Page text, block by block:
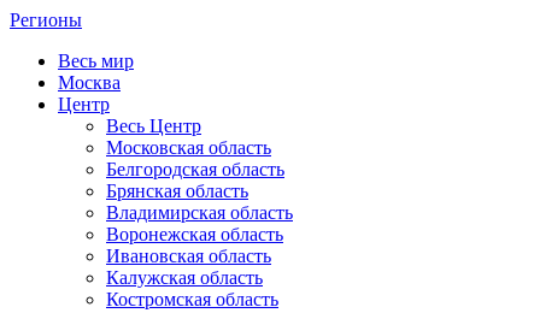
Регионы
Весь мир
Москва
Центр
Весь Центр
Московская область
Белгородская область
Брянская область
Владимирская область
Воронежская область
Ивановская область
Калужская область
Костромская область